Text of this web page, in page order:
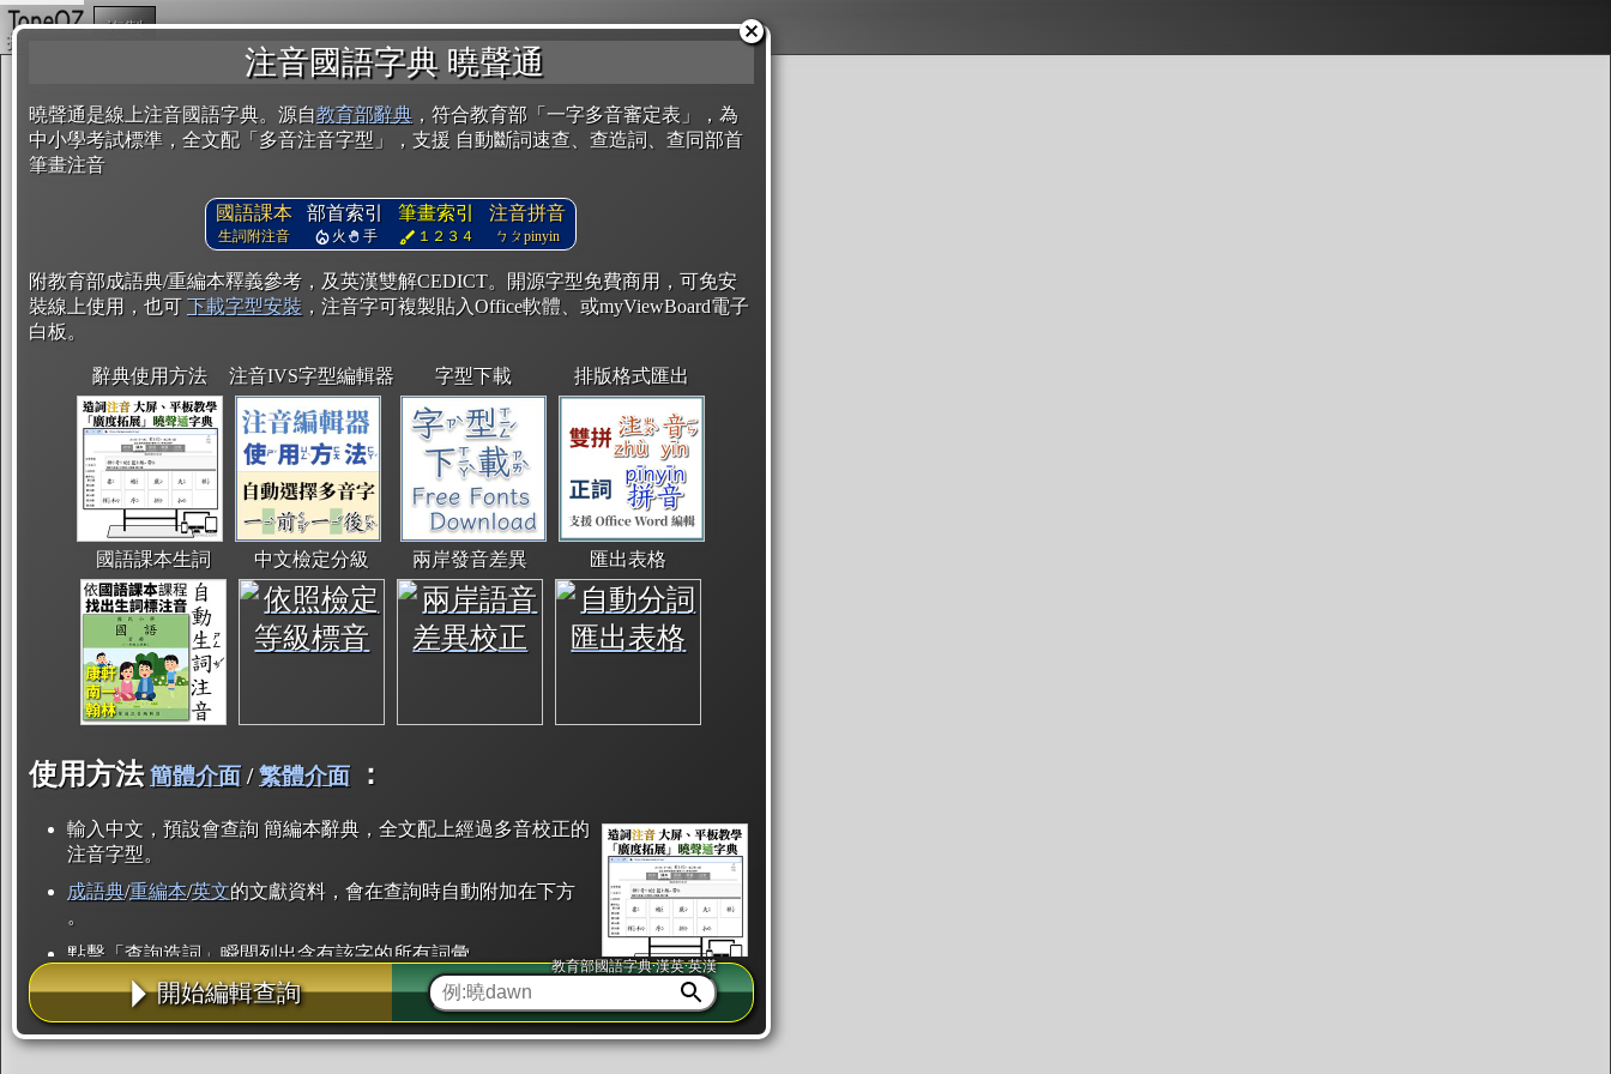
注音國語字典 曉聲通
曉聲通是線上注音國語字典。源自教育部辭典 ，符合教育部「一字多音審定表」，為
中小學考試標準，全文配「多音注音字型」，支援 自動斷詞速查、查造詞、查同部首
筆畫注音
國語課本
生詞附注音
部首索引
火 手
筆畫索引
１２３４
注音拼音
ㄅㄆpinyin
附教育部成語典/重編本釋義參考，及英漢雙解CEDICT。開源字型免費商用，可免安
裝線上使用，也可 下載字型安裝 ，注音字可複製貼入Office軟體、或myViewBoard電子
白板。
辭典使用方法 注音IVS字型編輯器 字型下載 排版格式匯出
國語課本生詞 中文檢定分級 兩岸發音差異 匯出表格
使用方法 簡體介面/繁體介面 ：
輸入中文，預設會查詢 簡編本辭典，全文配上經過多音校正的
注音字型。
成語典/重編本/英文的文獻資料，會在查詢時自動附加在下方
。
點擊「查詢造詞」瞬間列出含有該字的所有詞彙。
點「部首」瞬間列出所有「同部首字」。也支援查詢「同注音」或「同筆畫」。
辭典解釋的全文都經過自動斷詞，點擊便可瞬間「連續查詢」此字詞的解釋，不
用手動重複輸入。
開始編輯查詢
教育部國語字典·漢英·英漢
複製